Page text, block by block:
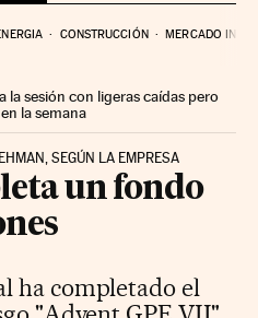
CONSTRUCCIÓN MERCADO
la sesión con ligeras caídas pero
la semana
SEGÚN LA EMPRESA
un fondo
ha completado el